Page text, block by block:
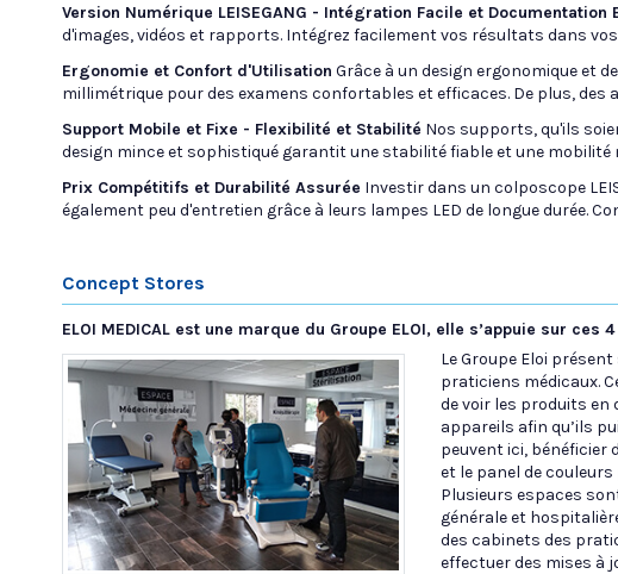
Version Numérique LEISEGANG - Intégration Facile et Documentation
d'images, vidéos et rapports. Intégrez facilement vos résultats dans
Ergonomie et Confort d'Utilisation Grâce à un design ergonomique et
millimétrique pour des examens confortables et efficaces. De plus,
Support Mobile et Fixe - Flexibilité et Stabilité Nos supports, qu'ils
design mince et sophistiqué garantit une stabilité fiable et une
Prix Compétitifs et Durabilité Assurée Investir dans un colposcope
également peu d'entretien grâce à leurs lampes LED de longue durée.
Concept Stores
ELOI MEDICAL est une marque du Groupe ELOI, elle s’appuie sur
Le Groupe Eloi
praticiens médicaux.
de voir les produits en
appareils afin qu’ils
peuvent ici, bénéficier
et le panel de
Plusieurs espaces
générale et
des cabinets des
effectuer des mises à